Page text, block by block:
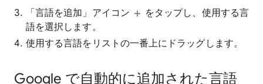
「言語を追加」アイコン
をタップし、使用する言
語を選択します。
使用する言語をリストの一番上にドラッグします。
Google で自動的に追加された言語